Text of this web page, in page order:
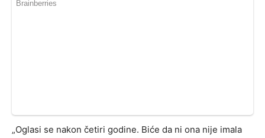
„Oglasi se nakon četiri godine. Biće da ni ona nije imala